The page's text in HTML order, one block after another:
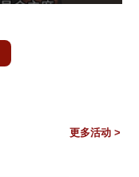
更多活动 >